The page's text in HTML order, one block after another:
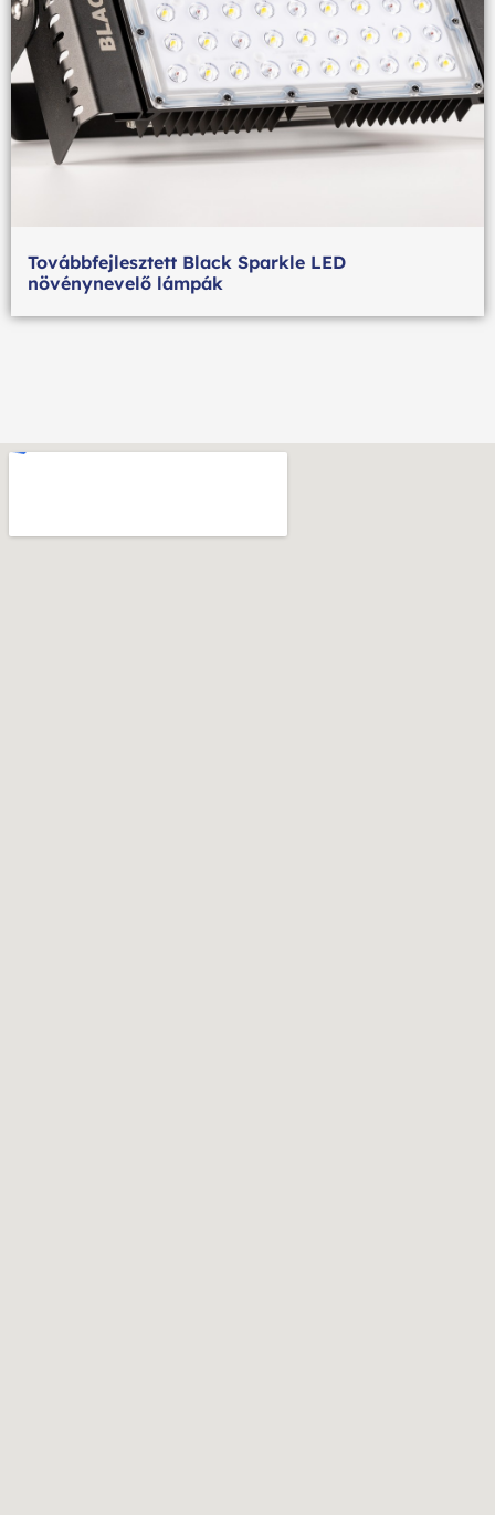
Továbbfejlesztett Black Sparkle LED
növénynevelő lámpák